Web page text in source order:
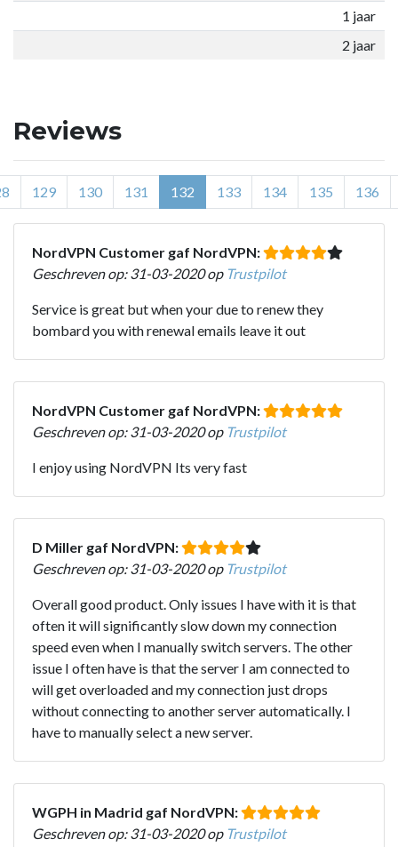
1 jaar
2 jaar
Reviews
129 130 131 132 133 134 135 136
NordVPN Customer gaf NordVPN:
Geschreven op: 31-03-2020 op Trustpilot
Service is great but when your due to renew they
bombard you with renewal emails leave it out
NordVPN Customer gaf NordVPN:
Geschreven op: 31-03-2020 op Trustpilot
I enjoy using NordVPN Its very fast
D Miller gaf NordVPN:
Geschreven op: 31-03-2020 op Trustpilot
Overall good product. Only issues I have with it is that
often it will significantly slow down my connection
speed even when I manually switch servers. The other
issue I often have is that the server I am connected to
will get overloaded and my connection just drops
without connecting to another server automatically. I
have to manually select a new server.
WGPH in Madrid gaf NordVPN:
Geschreven op: 31-03-2020 op Trustpilot